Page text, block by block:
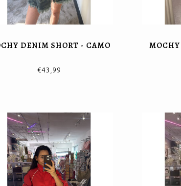
DENIM SHORT - CAMO
€43,99